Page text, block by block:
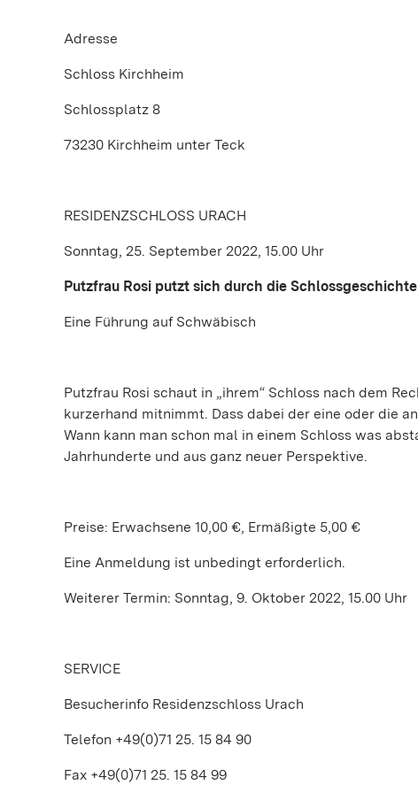
Adresse
Schloss Kirchheim
Schlossplatz 8
73230 Kirchheim unter Teck
RESIDENZSCHLOSS URACH
Sonntag, 25. September 2022, 15.00 Uhr
Putzfrau Rosi putzt sich durch die Schlossgeschichte
Eine Führung auf Schwäbisch
Putzfrau Rosi schaut in „ihrem“ Schloss nach dem
kurzerhand mitnimmt. Dass dabei der eine oder die
Wann kann man schon mal in einem Schloss was
Jahrhunderte und aus ganz neuer Perspektive.
Preise: Erwachsene 10,00 €, Ermäßigte 5,00 €
Eine Anmeldung ist unbedingt erforderlich.
Weiterer Termin: Sonntag, 9. Oktober 2022, 15.00 Uhr
SERVICE
Besucherinfo Residenzschloss Urach
Telefon +49(0)71 25. 15 84 90
Fax +49(0)71 25. 15 84 99